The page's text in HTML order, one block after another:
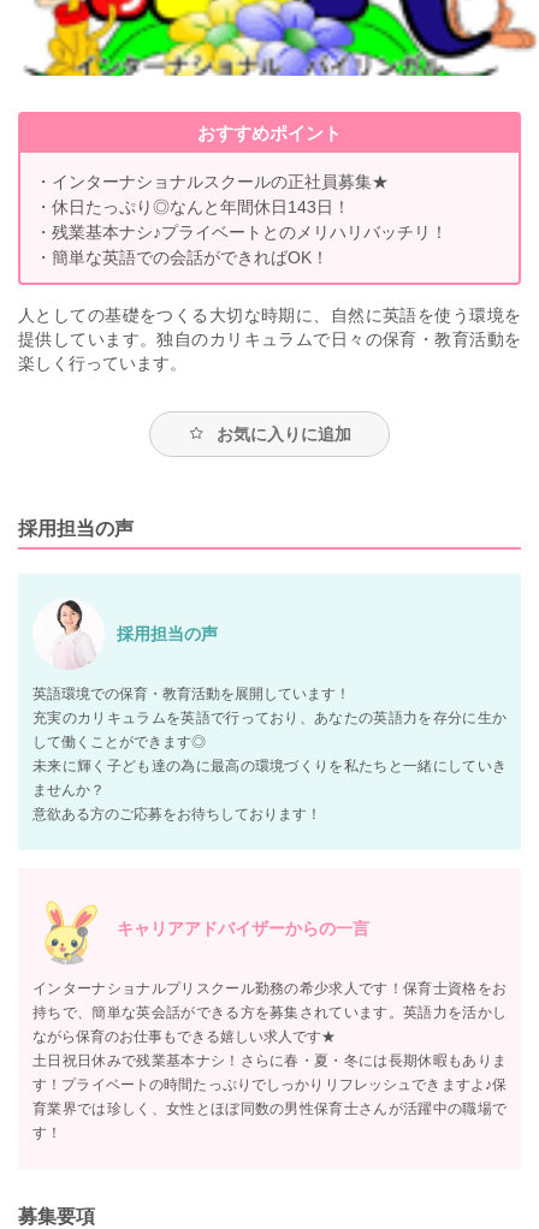
おすすめポイント
・インターナショナルスクールの正社員募集★
・休日たっぷり◎なんと年間休日143日！
・残業基本ナシ♪プライベートとのメリハリバッチリ！
・簡単な英語での会話ができればOK！
人としての基礎をつくる大切な時期に、自然に英語を使う環境を
提供しています。独自のカリキュラムで日々の保育・教育活動を
楽しく行っています。
お気に入りに追加
採用担当の声
採用担当の声
英語環境での保育・教育活動を展開しています！
充実のカリキュラムを英語で行っており、あなたの英語力を存分に生か
して働くことができます◎
未来に輝く子ども達の為に最高の環境づくりを私たちと一緒にしていき
ませんか？
意欲ある方のご応募をお待ちしております！
キャリアアドバイザーからの一言
インターナショナルプリスクール勤務の希少求人です！保育士資格をお
持ちで、簡単な英会話ができる方を募集されています。英語力を活かし
ながら保育のお仕事もできる嬉しい求人です★
土日祝日休みで残業基本ナシ！さらに春・夏・冬には長期休暇もありま
す！プライベートの時間たっぷりでしっかりリフレッシュできますよ♪保
育業界では珍しく、女性とほぼ同数の男性保育士さんが活躍中の職場で
す！
募集要項